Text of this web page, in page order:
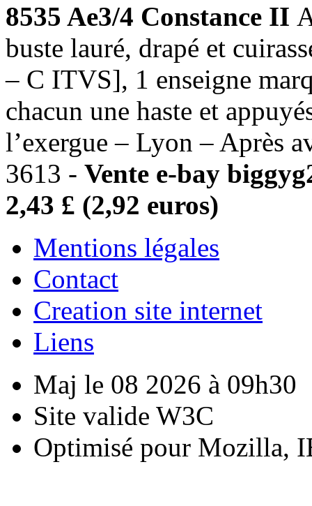
8535 Ae3/4 Constance II
buste lauré, drapé et
– C ITVS], 1 enseigne
chacun une haste et
l’exergue – Lyon – Après
3613 - Vente e-bay
2,43 £ (2,92 euros)
Mentions légales
Contact
Creation site internet
Liens
Maj le 08 2026 à 09h30
Site valide W3C
Optimisé pour Mozilla,